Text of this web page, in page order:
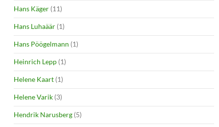
Hans Käger (11)
Hans Luhaäär (1)
Hans Pöögelmann (1)
Heinrich Lepp (1)
Helene Kaart (1)
Helene Varik (3)
Hendrik Narusberg (5)